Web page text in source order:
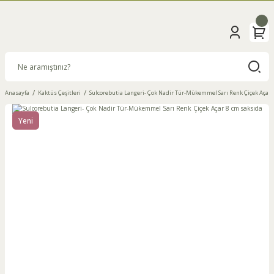
Anasayfa Kaktüs Çeşitleri Sulcorebutia Langeri- Çok Nadir Tür-Mükemmel Sarı Renk Çiçek Açar
Yeni